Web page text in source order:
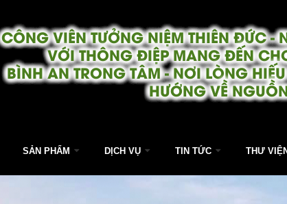
CÔNG VIÊN TƯỞNG NIỆM THIÊN ĐỨC -
VỚI THÔNG ĐIỆP MANG ĐẾN
BÌNH AN TRONG TÂM - NƠI LÒNG
HƯỚNG VỀ
SẢN PHẨM DỊCH VỤ TIN TỨC THƯ